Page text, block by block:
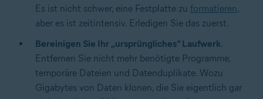
Es ist nicht schwer, eine Festplatte zu formatieren ,
aber es ist zeitintensiv. Erledigen Sie das zuerst.
Bereinigen Sie Ihr „ursprüngliches“ Laufwerk.
Entfernen Sie nicht mehr benötigte Programme,
temporäre Dateien und Datenduplikate. Wozu
Gigabytes von Daten klonen, die Sie eigentlich gar